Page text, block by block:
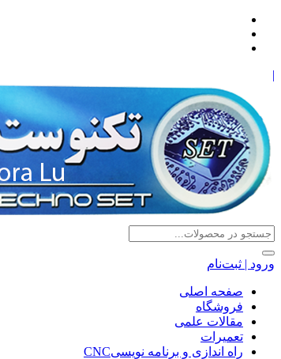
|
ورود | ثبت‌نام
صفحه اصلی
فروشگاه
مقالات علمی
تعمیرات
راه اندازی و برنامه نویسیCNC